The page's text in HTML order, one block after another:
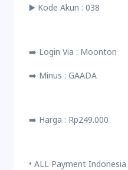
▶️ Kode Akun : 038
➡️ Login Via : Moonton
➡️ Minus : GAADA
➡️ Harga : Rp249.000
• ALL Payment Indonesia